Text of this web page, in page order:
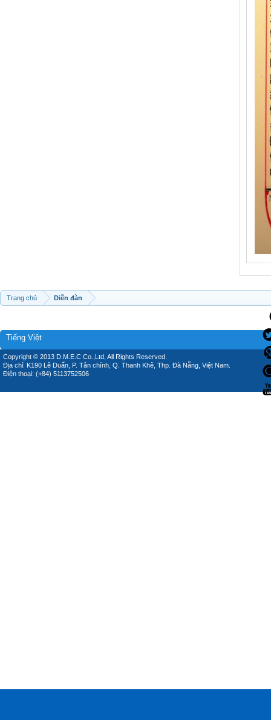
Trang chủ Diễn đàn
Tiếng Việt
Copyright © 2013 D.M.E.C Co.,Ltd, All Rights Reserved.
Địa chỉ: K190 Lê Duẩn, P. Tân chính, Q. Thanh Khê, Thp. Đà Nẵng, Việt Nam.
Điện thoại: (+84) 5113752506